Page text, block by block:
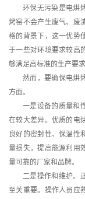
环保无污染是电烘
烤窑不会产生废气、废
格的背景下，这一优势
于一些对环境要求较高
够满足高标准的生产要求
然而，要确保电烘
方面。
一是设备的质量和
在较大差异。优质的电
良好的密封性、保温性
量损失，提高能源利用
量可靠的厂家和品牌。
二是操作和维护。
至关重要。操作人员应